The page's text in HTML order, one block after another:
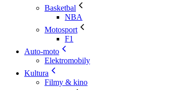
Basketbal
NBA
Motosport
F1
Auto-moto
Elektromobily
Kultura
Filmy & kino